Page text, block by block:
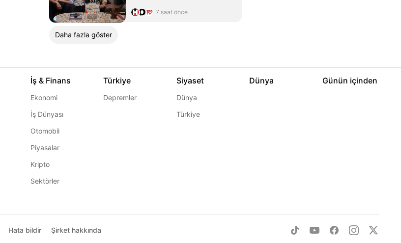
7 saat önce
Daha fazla göster
İş & Finans
Ekonomi
İş Dünyası
Otomobil
Piyasalar
Kripto
Sektörler
Türkiye
Depremler
Siyaset
Dünya
Türkiye
Dünya Günün içinden
Hata bildir Şirket hakkında